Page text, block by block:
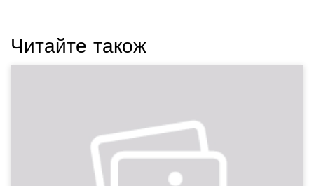
Читайте також